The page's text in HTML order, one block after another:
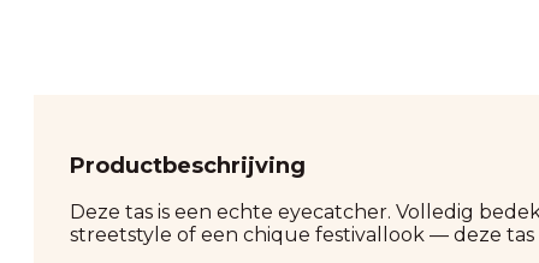
Productbeschrijving
Deze tas is een echte eyecatcher. Volledig
streetstyle of een chique festivallook — deze tas